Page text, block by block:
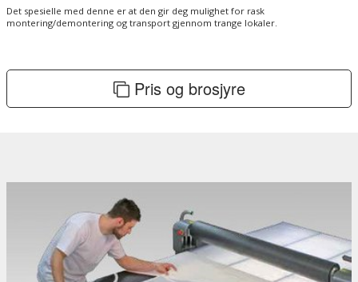
Det spesielle med denne er at den gir deg mulighet for rask
montering/demontering og transport gjennom trange lokaler.
Pris og brosjyre